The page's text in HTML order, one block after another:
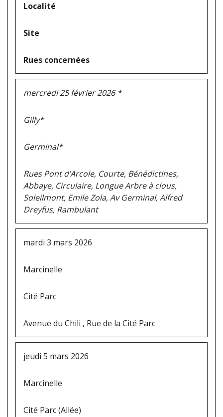
Localité
Site
Rues concernées
mercredi 25 février 2026 *
Gilly*
Germinal*
Rues Pont d’Arcole, Courte, Bénédictines,
Abbaye, Circulaire, Longue Arbre à clous,
Soleilmont, Emile Zola, Av Germinal, Alfred
Dreyfus, Rambulant
mardi 3 mars 2026
Marcinelle
Cité Parc
Avenue du Chili , Rue de la Cité Parc
jeudi 5 mars 2026
Marcinelle
Cité Parc (Allée)